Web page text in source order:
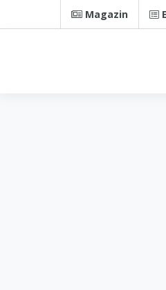
Magazin